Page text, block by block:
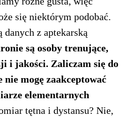
się niektórym podobać.
z aptekarską
są osoby trenujące,
i jakości. Zaliczam się do
mogę zaakceptować
elementarnych
tętna i dystansu? Nie,